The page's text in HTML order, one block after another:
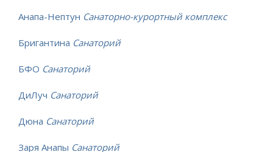
Анапа-Нептун Санаторно-курортный комплекс
Бригантина Санаторий
БФО Санаторий
ДиЛуч Санаторий
Дюна Санаторий
Заря Анапы Санаторий